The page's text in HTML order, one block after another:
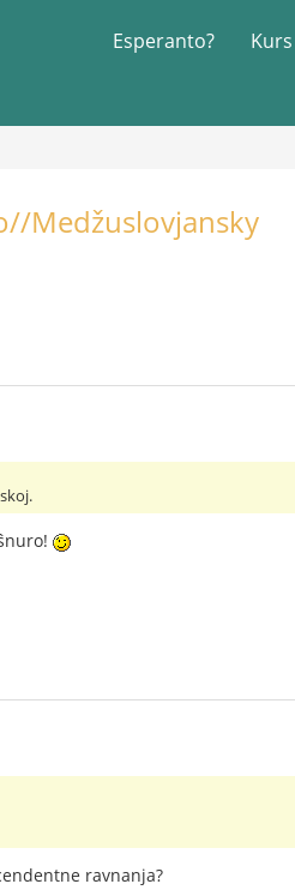
Esperanto? Kurs
Medžuslovjansky
ravnanja?